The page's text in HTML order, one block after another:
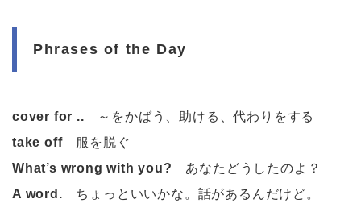
Phrases of the Day
cover for .. ～をかばう、助ける、代わりをする
take off服を脱ぐ
What’s wrong with you? あなたどうしたのよ？
A word. ちょっといいかな。話があるんだけど。